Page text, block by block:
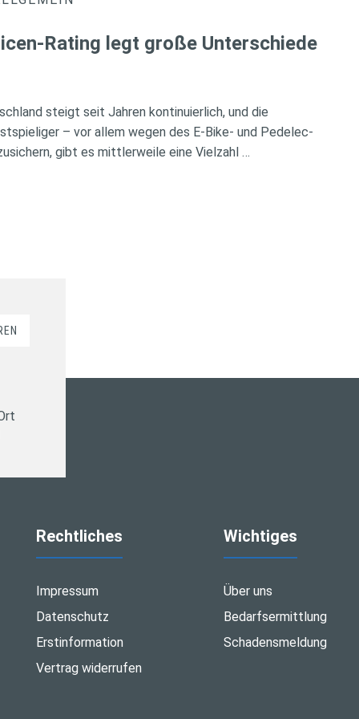
Rating legt große Unterschiede
steigt seit Jahren kontinuierlich, und die
– vor allem wegen des E-Bike- und Pedelec-
gibt es mittlerweile eine Vielzahl …
Rechtliches
Impressum
Datenschutz
Erstinformation
Vertrag widerrufen
Wichtiges
Über uns
Bedarfsermittlung
Schadensmeldung